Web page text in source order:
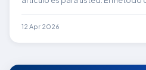
12 Apr 2026